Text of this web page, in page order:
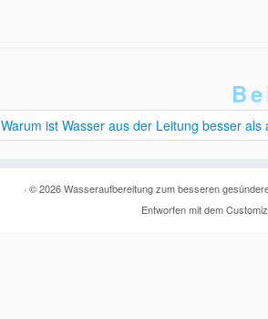
Warum ist Wasser aus der Leitung besser als
· © 2026 Wasseraufbereitung zum besseren
Entworfen mit dem